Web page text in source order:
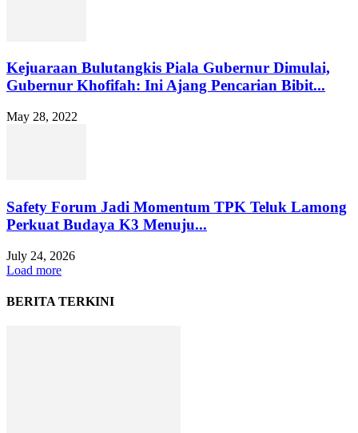
Kejuaraan Bulutangkis Piala Gubernur Dimulai,
Gubernur Khofifah: Ini Ajang Pencarian Bibit...
May 28, 2022
Safety Forum Jadi Momentum TPK Teluk Lamong
Perkuat Budaya K3 Menuju...
July 24, 2026
Load more
BERITA TERKINI